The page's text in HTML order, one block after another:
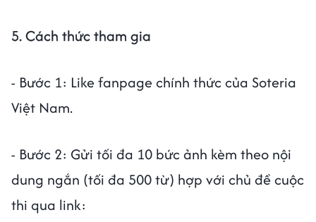
5. Cách thức tham gia
- Bước 1: Like fanpage chính thức của Soteria
Việt Nam.
- Bước 2: Gửi tối đa 10 bức ảnh kèm theo nội
dung ngắn (tối đa 500 từ) hợp với chủ đề cuộc
thi qua link: